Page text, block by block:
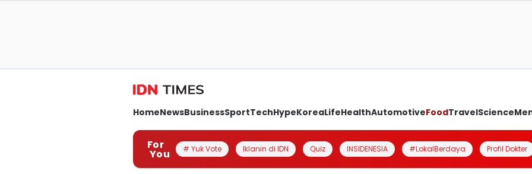
HomeNewsBusinessSportTechHypeKoreaLifeHealthAutomotiveFoodTravelScience
For
You # Yuk Vote Iklanin di IDN Quiz INSIDENESIA #LokalBerdaya Profil Dokter